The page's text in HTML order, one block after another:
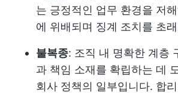
는 긍정적인 업무 환경을 저
에 위배되며 징계 조치를 초
불복종: 조직 내 명확한 계층
과 책임 소재를 확립하는 데
회사 정책의 일부입니다. 합